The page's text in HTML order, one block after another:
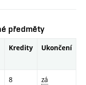
předměty
Kredity Ukončení
8 zá